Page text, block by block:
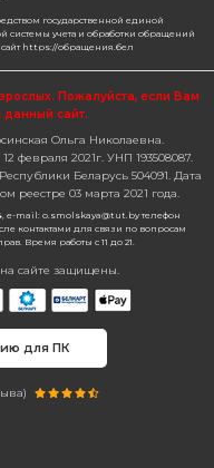
государственной единой
учета и обработки обращений
https://обращения.бел
Пожалуйста, если Вам
данный сайт.
Ольга Николаевна.
февраля 2021г. УНП 193508087.
Беларусь 504091. Дата
реестре 03 марта 2021 года.
e-mail: o.smolskaya@tut.by телефон
контактами для связи по вопросам
Время работы с 11 до 21.
на сайте защищены.
для ПК